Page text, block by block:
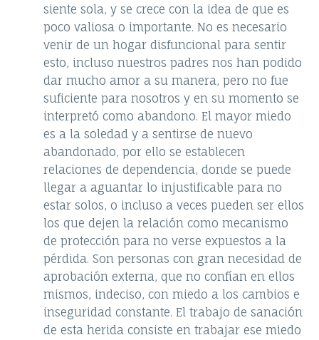
siente sola, y se crece con la idea de que es
poco valiosa o importante. No es necesario
venir de un hogar disfuncional para sentir
esto, incluso nuestros padres nos han podido
dar mucho amor a su manera, pero no fue
suficiente para nosotros y en su momento se
interpretó como abandono. El mayor miedo
es a la soledad y a sentirse de nuevo
abandonado, por ello se establecen
relaciones de dependencia, donde se puede
llegar a aguantar lo injustificable para no
estar solos, o incluso a veces pueden ser ellos
los que dejen la relación como mecanismo
de protección para no verse expuestos a la
pérdida. Son personas con gran necesidad de
aprobación externa, que no confían en ellos
mismos, indeciso, con miedo a los cambios e
inseguridad constante. El trabajo de sanación
de esta herida consiste en trabajar ese miedo